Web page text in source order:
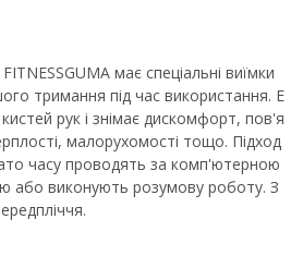
має спеціальні виїмки
тримання під час використання. Е
рук і знімає дискомфорт, пов'я
малорухомості тощо. Підход
часу проводять за комп'ютерною
або виконують розумову роботу. З